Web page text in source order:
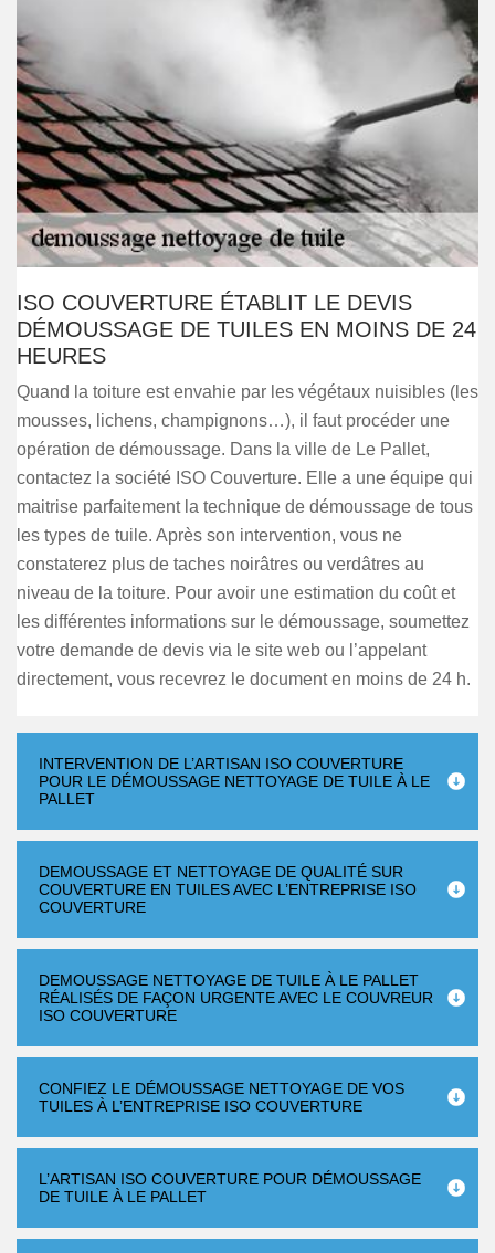
ISO COUVERTURE ÉTABLIT LE DEVIS
DÉMOUSSAGE DE TUILES EN MOINS DE 24
HEURES
Quand la toiture est envahie par les végétaux nuisibles (les
mousses, lichens, champignons…), il faut procéder une
opération de démoussage. Dans la ville de Le Pallet,
contactez la société ISO Couverture. Elle a une équipe qui
maitrise parfaitement la technique de démoussage de tous
les types de tuile. Après son intervention, vous ne
constaterez plus de taches noirâtres ou verdâtres au
niveau de la toiture. Pour avoir une estimation du coût et
les différentes informations sur le démoussage, soumettez
votre demande de devis via le site web ou l’appelant
directement, vous recevrez le document en moins de 24 h.
INTERVENTION DE L’ARTISAN ISO COUVERTURE
POUR LE DÉMOUSSAGE NETTOYAGE DE TUILE À LE
PALLET
DEMOUSSAGE ET NETTOYAGE DE QUALITÉ SUR
COUVERTURE EN TUILES AVEC L’ENTREPRISE ISO
COUVERTURE
DEMOUSSAGE NETTOYAGE DE TUILE À LE PALLET
RÉALISÉS DE FAÇON URGENTE AVEC LE COUVREUR
ISO COUVERTURE
CONFIEZ LE DÉMOUSSAGE NETTOYAGE DE VOS
TUILES À L’ENTREPRISE ISO COUVERTURE
L’ARTISAN ISO COUVERTURE POUR DÉMOUSSAGE
DE TUILE À LE PALLET